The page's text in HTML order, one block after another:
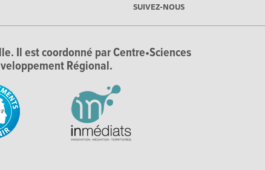
SUIVEZ-NOUS
Il est coordonné par Centre•Sciences
Régional.